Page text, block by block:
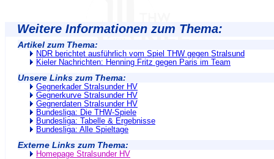
Weitere Informationen zum Thema:
Artikel zum Thema:
NDR berichtet ausführlich vom Spiel THW gegen Stralsund
Kieler Nachrichten: Henning Fritz gegen Paris im Team
Unsere Links zum Thema:
Gegnerkader Stralsunder HV
Gegnerkurve Stralsunder HV
Gegnerdaten Stralsunder HV
Bundesliga: Die THW-Spiele
Bundesliga: Tabelle & Ergebnisse
Bundesliga: Alle Spieltage
Externe Links zum Thema:
Homepage Stralsunder HV